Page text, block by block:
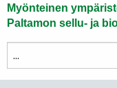
Myönteinen
Paltamon sellu- ja